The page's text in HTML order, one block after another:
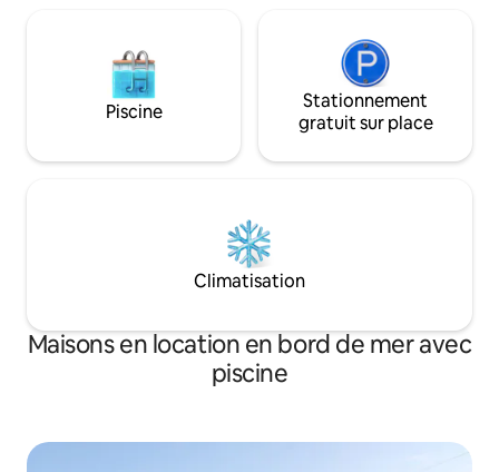
Piscine
Stationnement
gratuit sur place
Climatisation
Maisons en location en bord de mer avec
piscine